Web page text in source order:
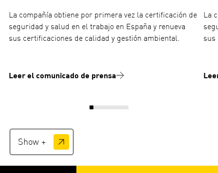
La compañía obtiene por primera vez la certificación de
seguridad y salud en el trabajo en España y renueva
sus certificaciones de calidad y gestión ambiental.
Leer el comunicado de prensa
La
sus
Show +